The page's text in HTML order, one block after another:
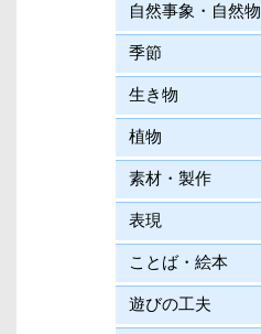
自然事象・自然物
季節
生き物
植物
素材・製作
表現
ことば・絵本
遊びの工夫